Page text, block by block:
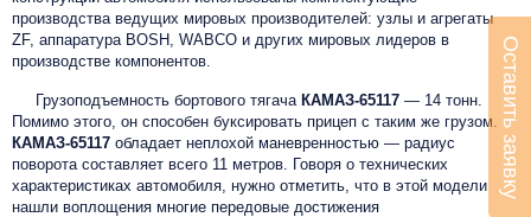
производства ведущих мировых производителей: узлы и агрегаты
ZF, аппаратура BOSH, WABCO и других мировых лидеров в
производстве компонентов.
Грузоподъемность бортового тягача КАМАЗ-65117 — 14 тонн.
Помимо этого, он способен буксировать прицеп с таким же грузом.
КАМАЗ-65117 обладает неплохой маневренностью — радиус
поворота составляет всего 11 метров. Говоря о технических
характеристиках автомобиля, нужно отметить, что в этой модели
нашли воплощения многие передовые достижения
Оставить заявку